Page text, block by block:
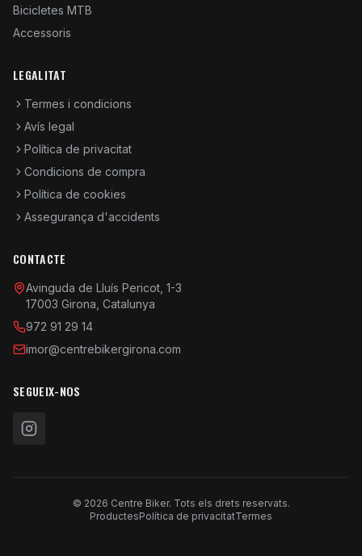
Bicicletes MTB
Accessoris
LEGALITAT
Termes i condicions
Avís legal
Política de privacitat
Condicions de compra
Política de cookies
Assegurança d'accidents
CONTACTE
Avinguda de Lluís Pericot, 1-3
17003 Girona, Catalunya
972 91 29 14
imor@centrebikergirona.com
SEGUEIX-NOS
© 2026 Centre Biker. Tots els drets reservats.
ProductesPolítica de privacitatTermes